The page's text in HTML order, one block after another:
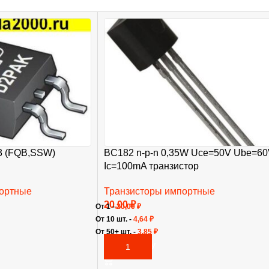
(FQB,SSW)
BC182 n-p-n 0,35W Uce=50V
Ic=100mA транзистор
Транзисторы импортные
20,00₽
В КОРЗИНУ
От 1 -20,00₽
От 10 шт. - 4,64 ₽
От 50+ шт. - 3,85 ₽